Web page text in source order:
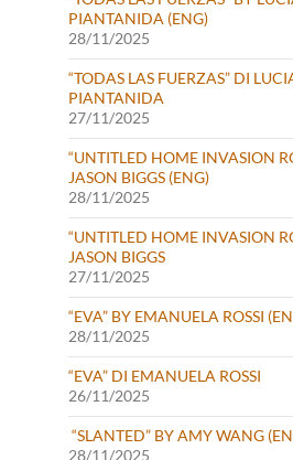
PIANTANIDA (ENG)
28/11/2025
“TODAS LAS FUERZAS” DI
PIANTANIDA
27/11/2025
“UNTITLED HOME INVASION
JASON BIGGS (ENG)
28/11/2025
“UNTITLED HOME INVASION
JASON BIGGS
27/11/2025
“EVA” BY EMANUELA ROSSI
28/11/2025
“EVA” DI EMANUELA ROSSI
26/11/2025
“SLANTED” BY AMY WANG
28/11/2025